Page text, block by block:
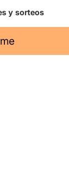
y sorteos